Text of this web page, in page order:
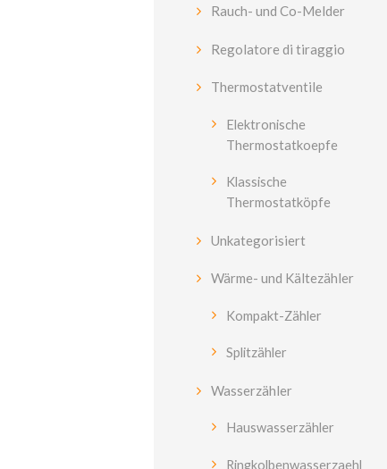
Rauch- und Co-Melder
Regolatore di tiraggio
Thermostatventile
Elektronische
Thermostatkoepfe
Klassische
Thermostatköpfe
Unkategorisiert
Wärme- und Kältezähler
Kompakt-Zähler
Splitzähler
Wasserzähler
Hauswasserzähler
Ringkolbenwasserzaehl